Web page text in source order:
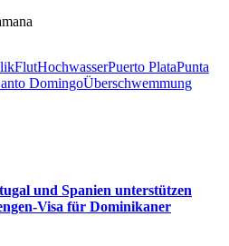
FlutHochwasserPuerto PlataPunta
DomingoÜberschwemmung
und Spanien unterstützen
Visa für Dominikaner